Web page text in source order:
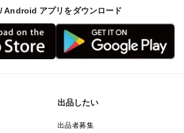
Android アプリをダウンロード
出品したい
出品者募集